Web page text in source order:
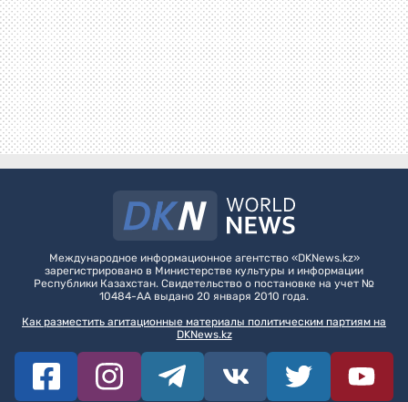
Международное информационное агентство «DKNews.kz»
зарегистрировано в Министерстве культуры и информации
Республики Казахстан. Свидетельство о постановке на учет №
10484-АА выдано 20 января 2010 года.
Как разместить агитационные материалы политическим партиям на
DKNews.kz